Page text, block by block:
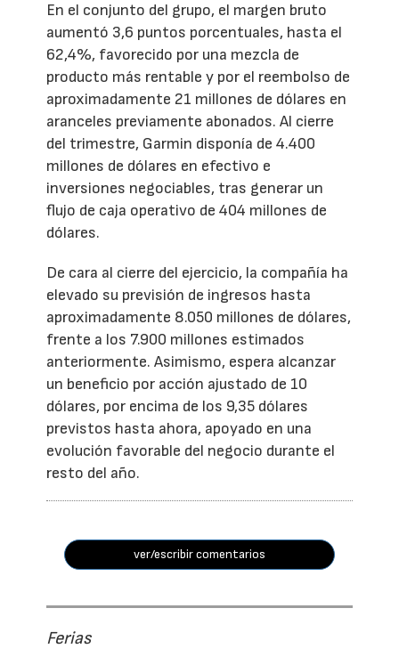
En el conjunto del grupo, el margen bruto
aumentó 3,6 puntos porcentuales, hasta el
62,4%, favorecido por una mezcla de
producto más rentable y por el reembolso de
aproximadamente 21 millones de dólares en
aranceles previamente abonados. Al cierre
del trimestre, Garmin disponía de 4.400
millones de dólares en efectivo e
inversiones negociables, tras generar un
flujo de caja operativo de 404 millones de
dólares.
De cara al cierre del ejercicio, la compañía ha
elevado su previsión de ingresos hasta
aproximadamente 8.050 millones de dólares,
frente a los 7.900 millones estimados
anteriormente. Asimismo, espera alcanzar
un beneficio por acción ajustado de 10
dólares, por encima de los 9,35 dólares
previstos hasta ahora, apoyado en una
evolución favorable del negocio durante el
resto del año.
ver/escribir comentarios
Ferias